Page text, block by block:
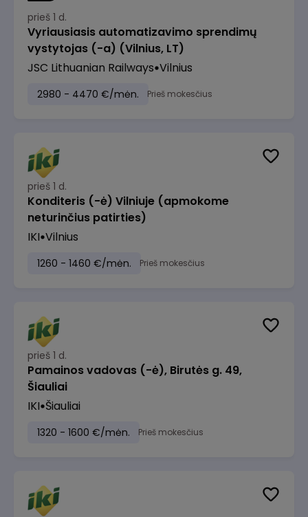
prieš 1 d.
Vyriausiasis automatizavimo sprendimų
vystytojas (-a) (Vilnius, LT)
JSC Lithuanian Railways Vilnius
2980 - 4470 €/mėn. Prieš mokesčius
prieš 1 d.
Konditeris (-ė) Vilniuje (apmokome
neturinčius patirties)
IKI Vilnius
1260 - 1460 €/mėn. Prieš mokesčius
prieš 1 d.
Pamainos vadovas (-ė), Birutės g. 49,
Šiauliai
IKI Šiauliai
1320 - 1600 €/mėn. Prieš mokesčius